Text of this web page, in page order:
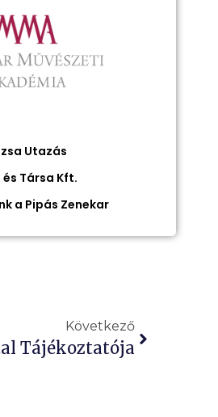
Utazás
és Társa Kft.
a Pipás Zenekar
Következő
Tájékoztatója